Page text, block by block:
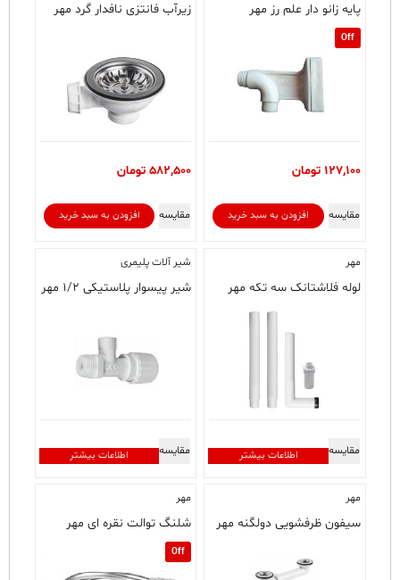
پایه زانو دار علم رز مهر
Off
127,100 تومان
افزودن به سبد خرید مقایسه
زیرآب فانتزی نافدار گرد مهر
582,500 تومان
افزودن به سبد خرید مقایسه
مهر
لوله فلاشتانک سه تکه مهر
اطلاعات بیشتر مقایسه
شیر آلات پلیمری
شیر پیسوار پلاستیکی ۱/۲ مهر
اطلاعات بیشتر مقایسه
مهر
سیفون ظرفشویی دولگنه مهر
مهر
شلنگ توالت نقره ای مهر
Off